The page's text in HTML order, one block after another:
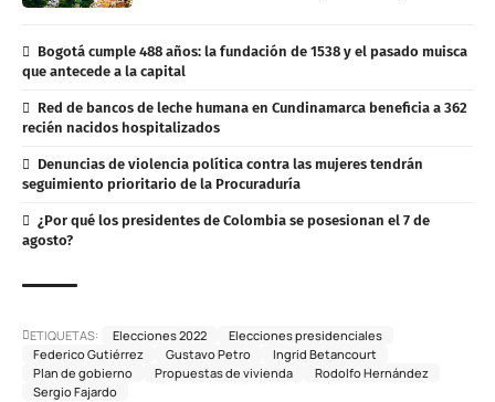
Bogotá cumple 488 años: la fundación de 1538 y el pasado muisca
que antecede a la capital
Red de bancos de leche humana en Cundinamarca beneficia a 362
recién nacidos hospitalizados
Denuncias de violencia política contra las mujeres tendrán
seguimiento prioritario de la Procuraduría
¿Por qué los presidentes de Colombia se posesionan el 7 de
agosto?
ETIQUETAS: Elecciones 2022
Elecciones presidenciales
Federico Gutiérrez
Gustavo Petro
Ingrid Betancourt
Plan de gobierno
Propuestas de vivienda
Rodolfo Hernández
Sergio Fajardo